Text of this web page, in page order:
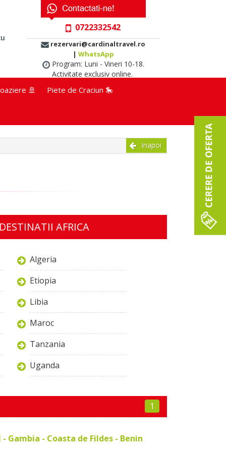
0722332542
rezervari@cardinaltravel.ro
| WhatsApp
Program: Luni - Vineri 10-18.
Activitate exclusiv online.
🚢 Piete de Craciun 🎠
Inapoi
AFRICA
Algeria
Etiopia
Libia
Maroc
Tanzania
Uganda
1
Gambia - Coasta de Fildes - Benin